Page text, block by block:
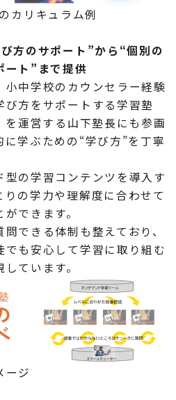
カリキュラム例
方のサポート”から“個別の
ート”まで提供
中学校のカウンセラー経験
方をサポートする学習塾
を運営する山下塾長にも参画
学ぶための“学び方”を丁寧
の学習コンテンツを導入す
の学力や理解度に合わせて
できます。
できる体制も整えており、
も安心して学習に取り組む
ています。
ージ